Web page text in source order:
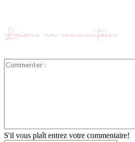
Laisser un commentaire
S'il vous plaît entrez votre commentaire!